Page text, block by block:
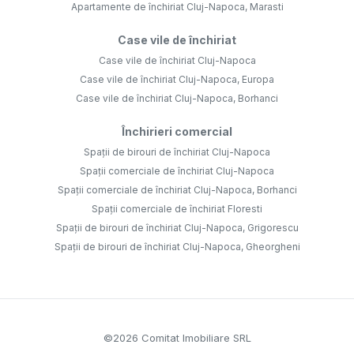
Apartamente de închiriat Cluj-Napoca, Marasti
Case vile de închiriat
Case vile de închiriat Cluj-Napoca
Case vile de închiriat Cluj-Napoca, Europa
Case vile de închiriat Cluj-Napoca, Borhanci
Închirieri comercial
Spații de birouri de închiriat Cluj-Napoca
Spații comerciale de închiriat Cluj-Napoca
Spații comerciale de închiriat Cluj-Napoca, Borhanci
Spații comerciale de închiriat Floresti
Spații de birouri de închiriat Cluj-Napoca, Grigorescu
Spații de birouri de închiriat Cluj-Napoca, Gheorgheni
©2026 Comitat Imobiliare SRL